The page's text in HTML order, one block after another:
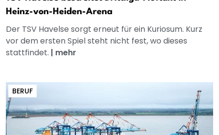
Heinz-von-Heiden-Arena
Der TSV Havelse sorgt erneut für ein Kuriosum. Kurz
vor dem ersten Spiel steht nicht fest, wo dieses
stattfindet. | mehr
BERUF